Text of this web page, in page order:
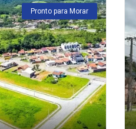
Pronto para Morar